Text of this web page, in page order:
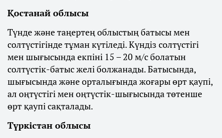
Қостанай облысы
Түнде және таңертең облыстың батысы мен
солтүстігінде тұман күтіледі. Күндіз солтүстігі
мен шығысында екпіні 15 – 20 м/с болатын
солтүстік-батыс желі болжанады. Батысында,
шығысында және орталығында жоғары өрт қаупі,
ал оңтүстігі мен оңтүстік-шығысында төтенше
өрт қаупі сақталады.
Түркістан облысы